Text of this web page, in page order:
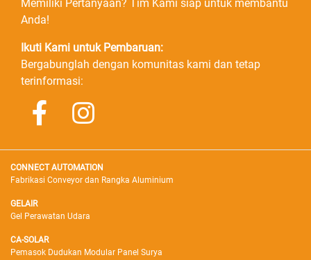
Memiliki Pertanyaan? Tim Kami siap untuk membantu
Anda!
Ikuti Kami untuk Pembaruan:
Bergabunglah dengan komunitas kami dan tetap
terinformasi:
CONNECT AUTOMATION
Fabrikasi Conveyor dan Rangka Aluminium
GELAIR
Gel Perawatan Udara
CA-SOLAR
Pemasok Dudukan Modular Panel Surya